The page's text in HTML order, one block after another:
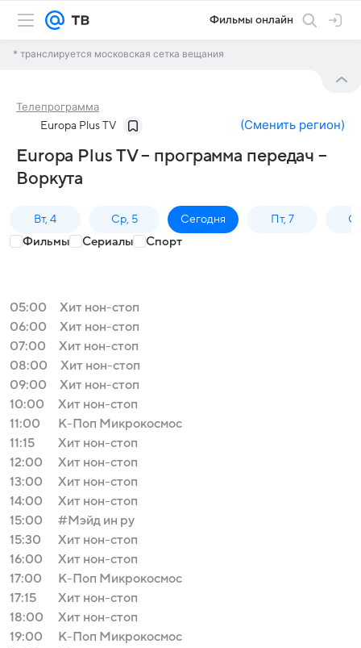
Фильмы онлайн
* транслируется московская сетка вещания
Телепрограмма
Europa Plus TV (Сменить регион)
Europa Plus TV – программа передач –
Воркута
Вт, 4 Ср, 5 Сегодня Пт, 7
Фильмы Сериалы Спорт
05:00
Хит нон-стоп
06:00
Хит нон-стоп
07:00
Хит нон-стоп
08:00
Хит нон-стоп
09:00
Хит нон-стоп
10:00
Хит нон-стоп
11:00
К-Поп Микрокосмос
11:15
Хит нон-стоп
12:00
Хит нон-стоп
13:00
Хит нон-стоп
14:00
Хит нон-стоп
15:00
#Мэйд ин ру
15:30
Хит нон-стоп
16:00
Хит нон-стоп
17:00
К-Поп Микрокосмос
17:15
Хит нон-стоп
18:00
Хит нон-стоп
19:00
К-Поп Микрокосмос